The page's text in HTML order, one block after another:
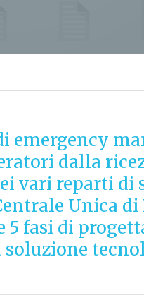
emergency
dalla
vari reparti di
Unica di
5 fasi di
soluzione